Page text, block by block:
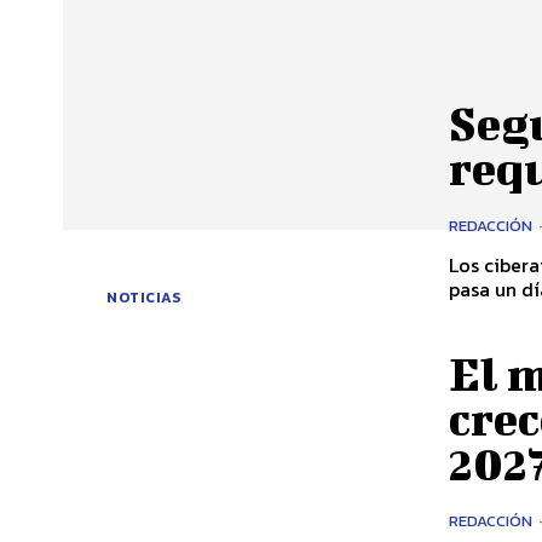
NOTICIAS
REDACCIÓN
Los
pasa un
El
REDACCIÓN